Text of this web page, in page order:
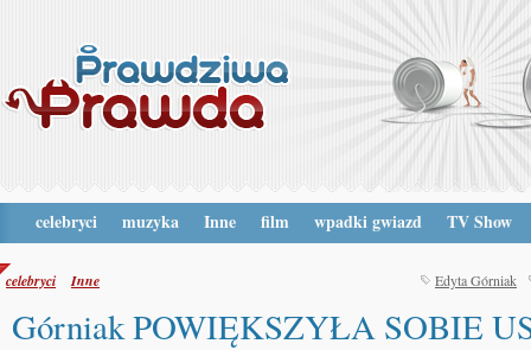
celebryci muzyka Inne film wpadki gwiazd TV Show
celebryci Inne Edyta Górniak
Górniak POWIĘKSZYŁA SOBIE